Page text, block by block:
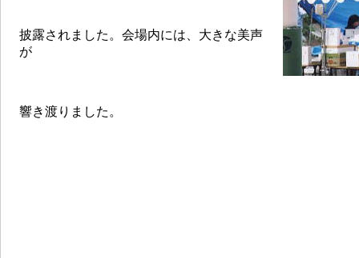
披露されました。会場内には、大きな美声
が
響き渡りました。